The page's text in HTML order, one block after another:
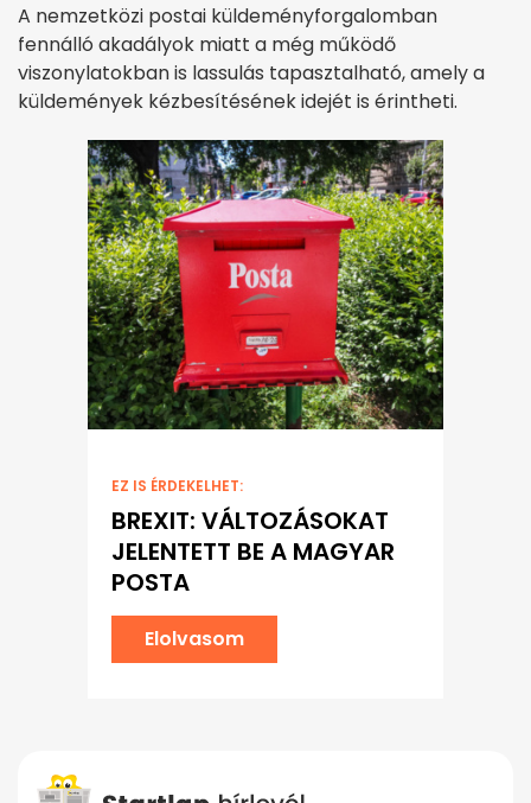
A nemzetközi postai küldeményforgalomban
fennálló akadályok miatt a még működő
viszonylatokban is lassulás tapasztalható, amely a
küldemények kézbesítésének idejét is érintheti.
EZ IS ÉRDEKELHET:
BREXIT: VÁLTOZÁSOKAT
JELENTETT BE A MAGYAR
POSTA
Elolvasom